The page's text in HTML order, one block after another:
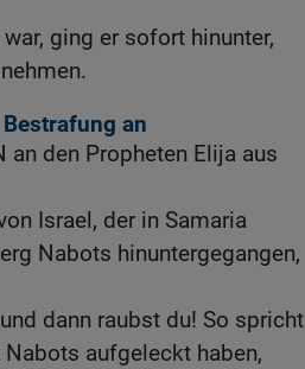
ging er sofort hinunter,
an
an den Propheten Elija aus
Israel, der in Samaria
Nabots hinuntergegangen,
dann raubst du! So spricht
aufgeleckt haben,